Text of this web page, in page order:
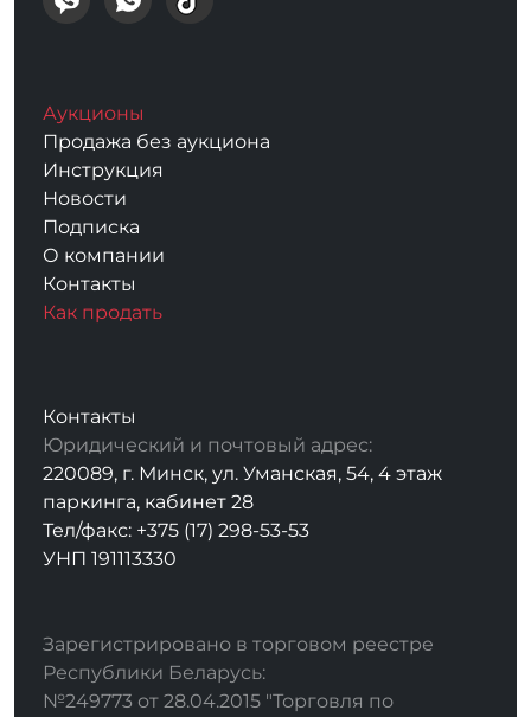
Аукционы
Продажа без аукциона
Инструкция
Новости
Подписка
О компании
Контакты
Как продать
Контакты
Юридический и почтовый адрес:
220089, г. Минск, ул. Уманская, 54, 4 этаж
паркинга, кабинет 28
Тел/факс: +375 (17) 298-53-53
УНП 191113330
Зарегистрировано в торговом реестре
Республики Беларусь:
№249773 от 28.04.2015 "Торговля по